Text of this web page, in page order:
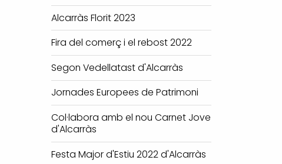
Alcarràs Florit 2023
Fira del comerç i el rebost 2022
Segon Vedellatast d'Alcarràs
Jornades Europees de Patrimoni
Col·labora amb el nou Carnet Jove
d'Alcarràs
Festa Major d'Estiu 2022 d'Alcarràs